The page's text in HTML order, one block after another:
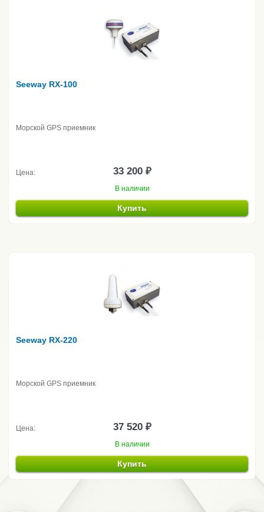
Seeway RX-100
Морской GPS приемник
Цена: 33 200 ₽
В наличии
Купить
Seeway RX-220
Морской GPS приемник
Цена: 37 520 ₽
В наличии
Купить